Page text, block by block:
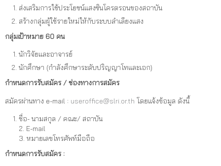
ส่งเสริมการใช้ประโยชน์แสงซินโครตรอนของสถาบัน
สร้างกลุ่มผู้ใช้รายใหม่ให้กับระบบลำเลียงแสง
กลุ่มเป้าหมาย 60 คน
นักวิจัยและอาจารย์
นักศึกษา (กำลังศึกษาระดับปริญญาโทและเอก)
กำหนดการรับสมัคร / ช่องทางการสมัคร
สมัครผ่านทาง e-mail : useroffice@slri.or.th โดยแจ้งข้อมูล ดังนี้
ชื่อ- นามสกุล / คณะ/ สถาบัน
2. E-mail
3. หมายเลขโทรศัพท์มือถือ
กำหนดการรับสมัคร :